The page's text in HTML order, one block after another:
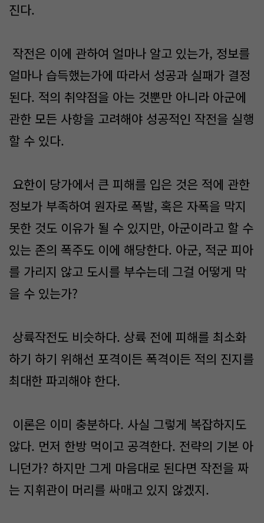
진다.
작전은 이에 관하여 얼마나 알고 있는가, 정보를
얼마나 습득했는가에 따라서 성공과 실패가 결정
된다. 적의 취약점을 아는 것뿐만 아니라 아군에
관한 모든 사항을 고려해야 성공적인 작전을 실행
할 수 있다.
요한이 당가에서 큰 피해를 입은 것은 적에 관한
정보가 부족하여 원자로 폭발, 혹은 자폭을 막지
못한 것도 이유가 될 수 있지만, 아군이라고 할 수
있는 존의 폭주도 이에 해당한다. 아군, 적군 피아
를 가리지 않고 도시를 부수는데 그걸 어떻게 막
을 수 있는가?
상륙작전도 비슷하다. 상륙 전에 피해를 최소화
하기 하기 위해선 포격이든 폭격이든 적의 진지를
최대한 파괴해야 한다.
이론은 이미 충분하다. 사실 그렇게 복잡하지도
않다. 먼저 한방 먹이고 공격한다. 전략의 기본 아
니던가? 하지만 그게 마음대로 된다면 작전을 짜
는 지휘관이 머리를 싸매고 있지 않겠지.